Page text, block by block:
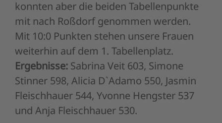
konnten aber die beiden Tabellenpunkte
mit nach Roßdorf genommen werden.
Mit 10:0 Punkten stehen unsere Frauen
weiterhin auf dem 1. Tabellenplatz.
Ergebnisse:Sabrina Veit 603, Simone
Stinner 598, Alicia D`Adamo 550, Jasmin
Fleischhauer 544, Yvonne Hengster 537
und Anja Fleischhauer 530.